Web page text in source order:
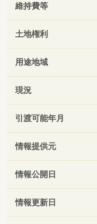
維持費等
土地権利
用途地域
現況
引渡可能年月
情報提供元
情報公開日
情報更新日